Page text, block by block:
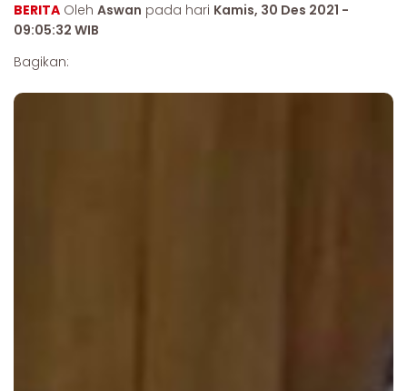
BERITA Oleh Aswan pada hari Kamis, 30 Des 2021 -
09:05:32 WIB
Bagikan: